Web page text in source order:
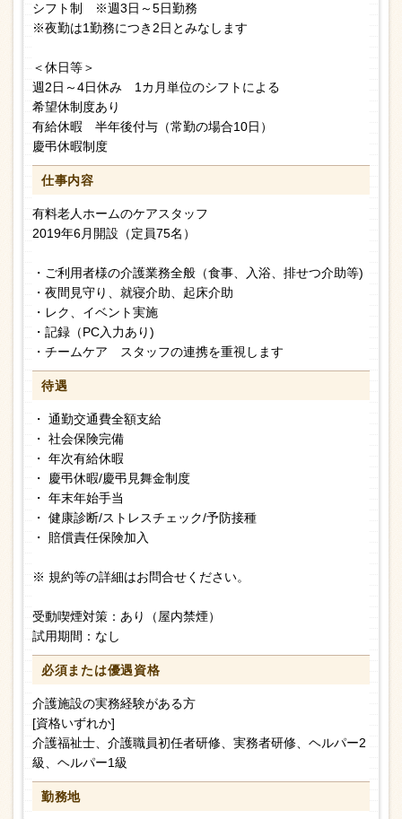
シフト制 ※週3日～5日勤務
※夜勤は1勤務につき2日とみなします
＜休日等＞
週2日～4日休み 1カ月単位のシフトによる
希望休制度あり
有給休暇 半年後付与（常勤の場合10日）
慶弔休暇制度
仕事内容
有料老人ホームのケアスタッフ
2019年6月開設（定員75名）
・ご利用者様の介護業務全般（食事、入浴、排せつ介助等)
・夜間見守り、就寝介助、起床介助
・レク、イベント実施
・記録（PC入力あり)
・チームケア スタッフの連携を重視します
待遇
・ 通勤交通費全額支給
・ 社会保険完備
・ 年次有給休暇
・ 慶弔休暇/慶弔見舞金制度
・ 年末年始手当
・ 健康診断/ストレスチェック/予防接種
・ 賠償責任保険加入
※ 規約等の詳細はお問合せください。
受動喫煙対策：あり（屋内禁煙）
試用期間：なし
必須または優遇資格
介護施設の実務経験がある方
[資格いずれか]
介護福祉士、介護職員初任者研修、実務者研修、ヘルパー2
級、ヘルパー1級
勤務地